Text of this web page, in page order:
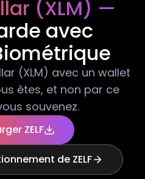
(XLM) —
avec
(XLM) avec un wallet
êtes, et non par ce
souvenez.
ZELF
de ZELF